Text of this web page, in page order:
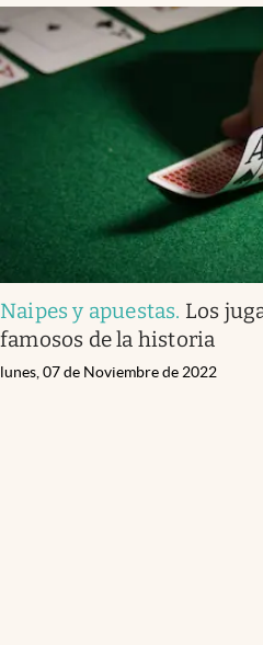
Naipes y apuestas. Los
famosos de la historia
lunes, 07 de Noviembre de 2022